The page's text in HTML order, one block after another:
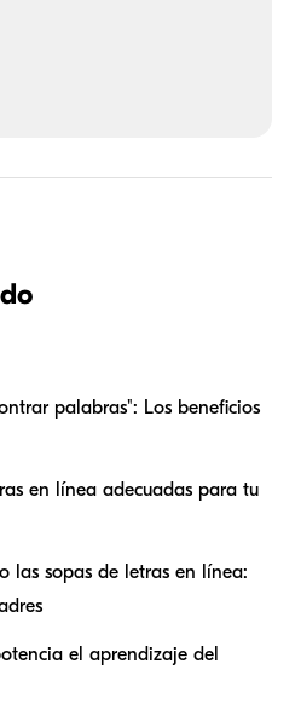
palabras": Los beneficios
en línea adecuadas para tu
las sopas de letras en línea:
el aprendizaje del